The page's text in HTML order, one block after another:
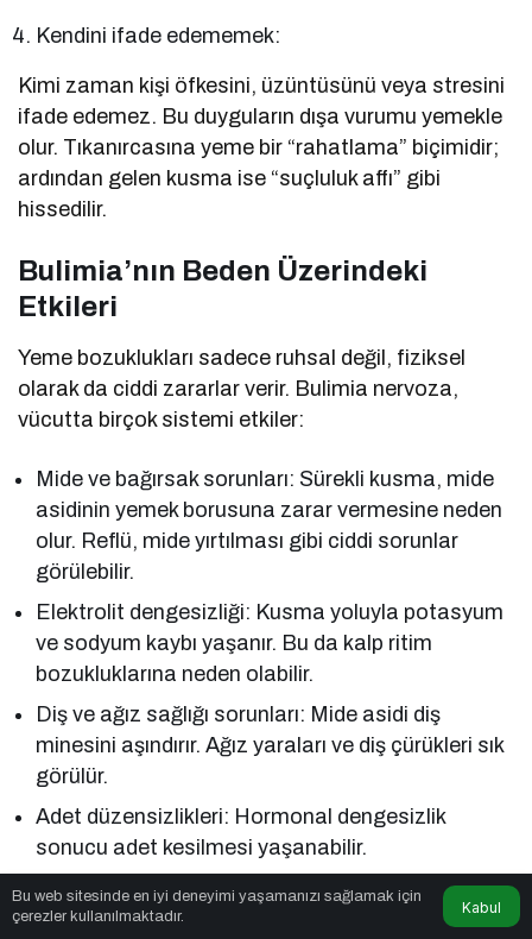
Kendini ifade edememek:
Kimi zaman kişi öfkesini, üzüntüsünü veya stresini
ifade edemez. Bu duyguların dışa vurumu yemekle
olur. Tıkanırcasına yeme bir “rahatlama” biçimidir;
ardından gelen kusma ise “suçluluk affı” gibi
hissedilir.
Bulimia’nın Beden Üzerindeki
Etkileri
Yeme bozuklukları sadece ruhsal değil, fiziksel
olarak da ciddi zararlar verir. Bulimia nervoza,
vücutta birçok sistemi etkiler:
Mide ve bağırsak sorunları: Sürekli kusma, mide
asidinin yemek borusuna zarar vermesine neden
olur. Reflü, mide yırtılması gibi ciddi sorunlar
görülebilir.
Elektrolit dengesizliği: Kusma yoluyla potasyum
ve sodyum kaybı yaşanır. Bu da kalp ritim
bozukluklarına neden olabilir.
Diş ve ağız sağlığı sorunları: Mide asidi diş
minesini aşındırır. Ağız yaraları ve diş çürükleri sık
görülür.
Adet düzensizlikleri: Hormonal dengesizlik
sonucu adet kesilmesi yaşanabilir.
Kas kaybı ve halsizlik: Sürekli yetersiz beslenme
kas gücünü azaltır, kişi bitkin hisseder.
Bu web sitesinde en iyi deneyimi yaşamanızı sağlamak için
çerezler kullanılmaktadır.
Kabul